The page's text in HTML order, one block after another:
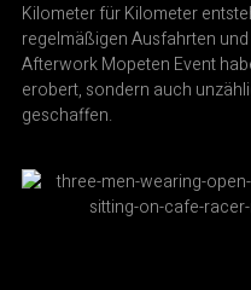
Kilometer für Kilometer
regelmäßigen Ausfahrten
Afterwork Mopeten Event
erobert, sondern auch
geschaffen.